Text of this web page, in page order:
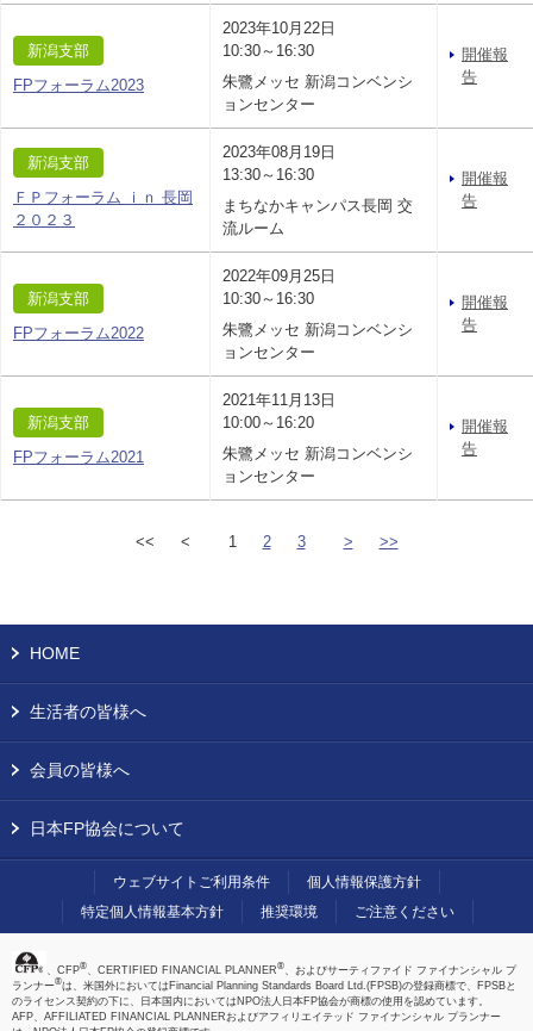
新潟支部
FPフォーラム2023
2023年10月22日
10:30～16:30
朱鷺メッセ 新潟コンベンシ
ョンセンター
開催報
告
新潟支部
ＦＰフォーラム ｉｎ 長岡
２０２３
2023年08月19日
13:30～16:30
まちなかキャンパス長岡 交
流ルーム
開催報
告
新潟支部
FPフォーラム2022
2022年09月25日
10:30～16:30
朱鷺メッセ 新潟コンベンシ
ョンセンター
開催報
告
新潟支部
FPフォーラム2021
2021年11月13日
10:00～16:20
朱鷺メッセ 新潟コンベンシ
ョンセンター
開催報
告
<< < 1 2 3 > >>
HOME
生活者の皆様へ
会員の皆様へ
日本FP協会について
ウェブサイトご利用条件
個人情報保護方針
特定個人情報基本方針
推奨環境 ご注意ください
、CFP®、CERTIFIED FINANCIAL PLANNER®、およびサーティファイド ファイナンシャル プ
ランナー®は、米国外においてはFinancial Planning Standards Board Ltd.(FPSB)の登録商標で、FPSBと
のライセンス契約の下に、日本国内においてはNPO法人日本FP協会が商標の使用を認めています。
AFP、AFFILIATED FINANCIAL PLANNERおよびアフィリエイテッド ファイナンシャル プランナー